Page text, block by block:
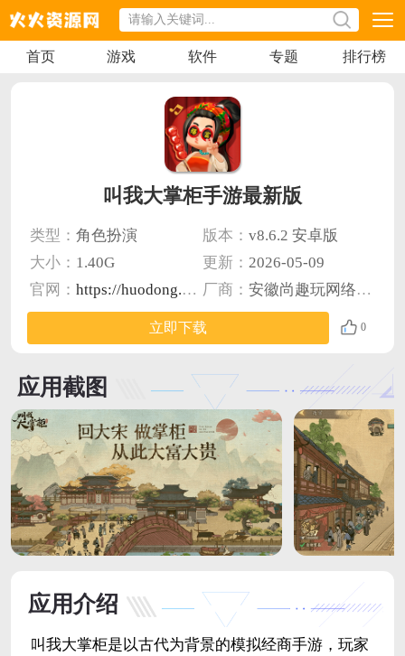
首页 游戏 软件 专题 排行榜
叫我大掌柜手游最新版
类型： 角色扮演 版本： v8.6.2 安卓版
大小： 1.40G 更新： 2026-05-09
官网： https://huodong.37.com/dist/dzg/jwdzgsy/ts/ 厂商： 安徽尚趣玩网络科技有限公司
立即下载 0
应用截图
应用介绍
叫我大掌柜是以古代为背景的模拟经商手游，玩家